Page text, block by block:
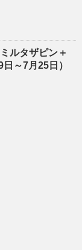
ルタザピン＋
～7月25日）